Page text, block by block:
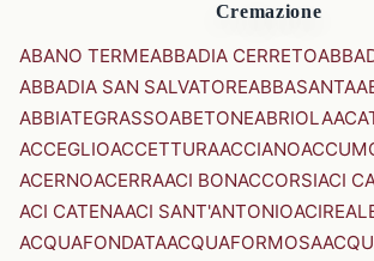
Cremazione
ABANO TERMEABBADIA CERRETO
ABBADIA SAN SALVATOREABBASANTA
ABBIATEGRASSOABETONEABRIOLA
ACCEGLIOACCETTURAACCIANO
ACERNOACERRAACI BONACCORSIACI
ACI CATENAACI SANT'ANTONIO
ACQUAFONDATAACQUAFORMOSA